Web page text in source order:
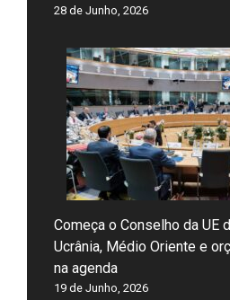
28 de Junho, 2026
Começa o Conselho da UE
Ucrânia, Médio Oriente e
na agenda
19 de Junho, 2026